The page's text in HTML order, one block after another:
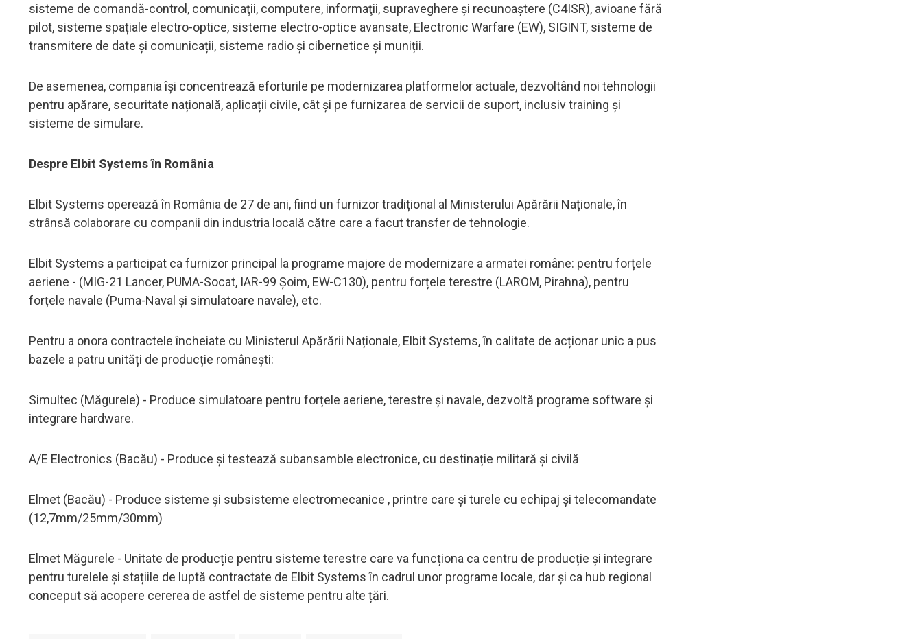
sisteme de comandă-control, comunicaţii, computere, informaţii, supraveghere şi recunoaştere (C4ISR), avioane fără
pilot, sisteme spațiale electro-optice, sisteme electro-optice avansate, Electronic Warfare (EW), SIGINT, sisteme de
transmitere de date și comunicații, sisteme radio și cibernetice și muniții.
De asemenea, compania își concentrează eforturile pe modernizarea platformelor actuale, dezvoltând noi tehnologii
pentru apărare, securitate națională, aplicații civile, cât și pe furnizarea de servicii de suport, inclusiv training și
sisteme de simulare.
Despre Elbit Systems în România
Elbit Systems operează în România de 27 de ani, fiind un furnizor tradițional al Ministerului Apărării Naționale, în
strânsă colaborare cu companii din industria locală către care a facut transfer de tehnologie.
Elbit Systems a participat ca furnizor principal la programe majore de modernizare a armatei române: pentru forțele
aeriene - (MIG-21 Lancer, PUMA-Socat, IAR-99 Șoim, EW-C130), pentru forțele terestre (LAROM, Pirahna), pentru
forțele navale (Puma-Naval și simulatoare navale), etc.
Pentru a onora contractele încheiate cu Ministerul Apărării Naționale, Elbit Systems, în calitate de acționar unic a pus
bazele a patru unități de producție românești:
Simultec (Măgurele) - Produce simulatoare pentru forțele aeriene, terestre și navale, dezvoltă programe software și
integrare hardware.
A/E Electronics (Bacău) - Produce și testează subansamble electronice, cu destinație militară și civilă
Elmet (Bacău) - Produce sisteme și subsisteme electromecanice , printre care și turele cu echipaj și telecomandate
(12,7mm/25mm/30mm)
Elmet Măgurele - Unitate de producție pentru sisteme terestre care va funcționa ca centru de producție și integrare
pentru turelele și stațiile de luptă contractate de Elbit Systems în cadrul unor programe locale, dar și ca hub regional
conceput să acopere cererea de astfel de sisteme pentru alte țări.